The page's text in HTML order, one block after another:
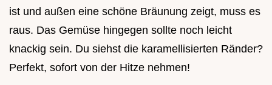
ist und außen eine schöne Bräunung zeigt, muss es
raus. Das Gemüse hingegen sollte noch leicht
knackig sein. Du siehst die karamellisierten Ränder?
Perfekt, sofort von der Hitze nehmen!